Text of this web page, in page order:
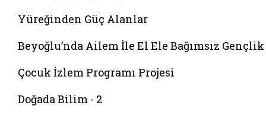
Yüreğinden Güç Alanlar
Beyoğlu’nda Ailem İle El Ele Bağımsız Gençlik
Çocuk İzlem Programı Projesi
Doğada Bilim - 2